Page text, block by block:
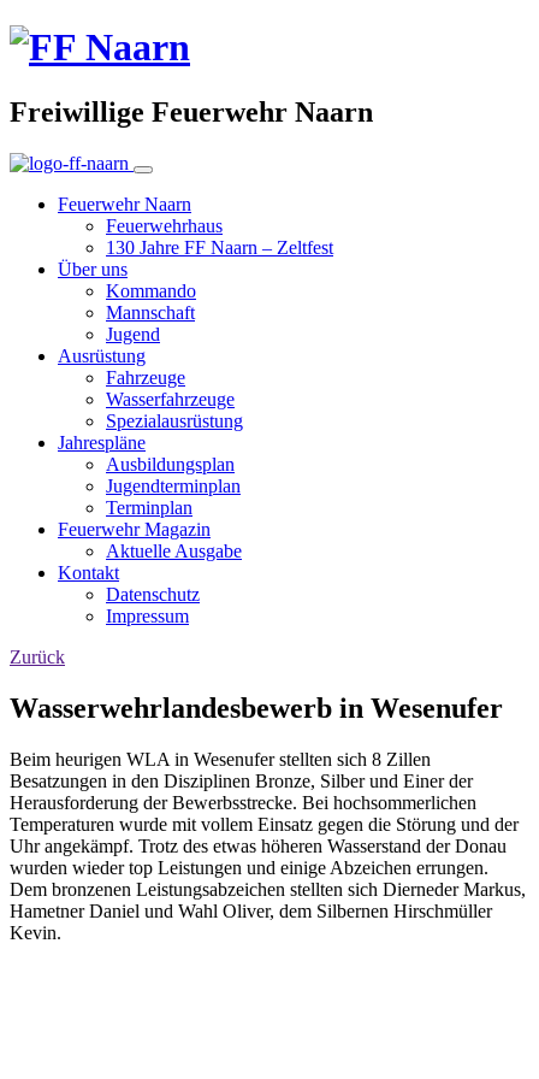
Freiwillige Feuerwehr Naarn
Feuerwehr Naarn
Feuerwehrhaus
130 Jahre FF Naarn – Zeltfest
Über uns
Kommando
Mannschaft
Jugend
Ausrüstung
Fahrzeuge
Wasserfahrzeuge
Spezialausrüstung
Jahrespläne
Ausbildungsplan
Jugendterminplan
Terminplan
Feuerwehr Magazin
Aktuelle Ausgabe
Kontakt
Datenschutz
Impressum
Zurück
Wasserwehrlandesbewerb in Wesenufer
Beim heurigen WLA in Wesenufer stellten sich 8 Zillen
Besatzungen in den Disziplinen Bronze, Silber und Einer der
Herausforderung der Bewerbsstrecke. Bei hochsommerlichen
Temperaturen wurde mit vollem Einsatz gegen die Störung und der
Uhr angekämpf. Trotz des etwas höheren Wasserstand der Donau
wurden wieder top Leistungen und einige Abzeichen errungen.
Dem bronzenen Leistungsabzeichen stellten sich Dierneder Markus,
Hametner Daniel und Wahl Oliver, dem Silbernen Hirschmüller
Kevin.